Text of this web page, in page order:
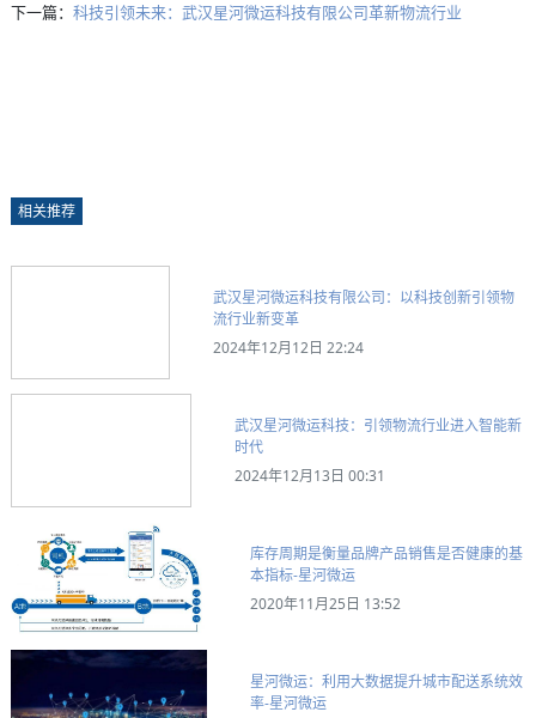
下一篇： 科技引领未来：武汉星河微运科技有限公司革新物流行业
相关推荐
武汉星河微运科技有限公司：以科技创新引领物
流行业新变革
2024年12月12日 22:24
武汉星河微运科技：引领物流行业进入智能新
时代
2024年12月13日 00:31
库存周期是衡量品牌产品销售是否健康的基
本指标-星河微运
2020年11月25日 13:52
星河微运：利用大数据提升城市配送系统效
率-星河微运